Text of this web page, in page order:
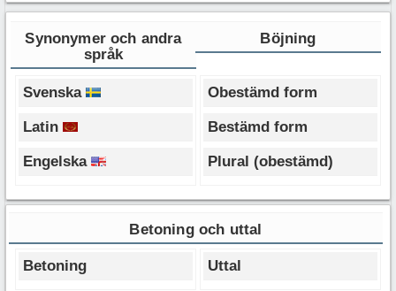
Synonymer och andra
språk
Böjning
Svenska
Latin
Engelska
Obestämd form
Bestämd form
Plural (obestämd)
Betoning och uttal
Betoning Uttal